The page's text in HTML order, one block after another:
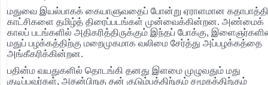
மதுவை இயல்பாகக் கையாளுவதைப் போன்று ஏராளமான
காட்சிகளை தமிழ்த் திரைப்படங்கள் முன்வைக்கின்றன. அண்மைக்
காலப் படங்களில் அதிகரித்திருக்கும் இந்தப் போக்கு,
மதுப் பழக்கத்திற்கு மறைமுகமாக வலிமை சேர்த்து அப்பழக்கத்தை
அங்கீகரிக்கின்றன.
பதின்ம வயதுகளில் தொடங்கி தனது இளமை முழுவதும் மது
குடிப்பவர்கள், அதன்பிறகு தன் குடும்பத்திற்கும் சமூகத்திற்கும்